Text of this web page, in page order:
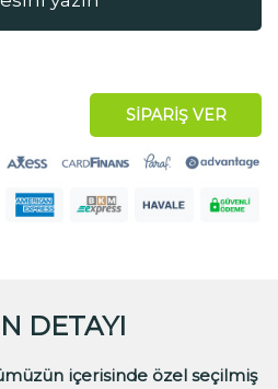
SİPARİŞ VER
DETAYI
içerisinde özel seçilmiş